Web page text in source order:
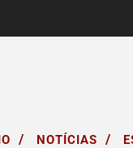
/ NOTÍCIAS /